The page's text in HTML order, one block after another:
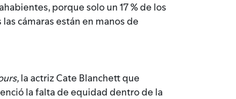
porque solo un 17 % de los
cámaras están en manos de
la actriz Cate Blanchett que
la falta de equidad dentro de la